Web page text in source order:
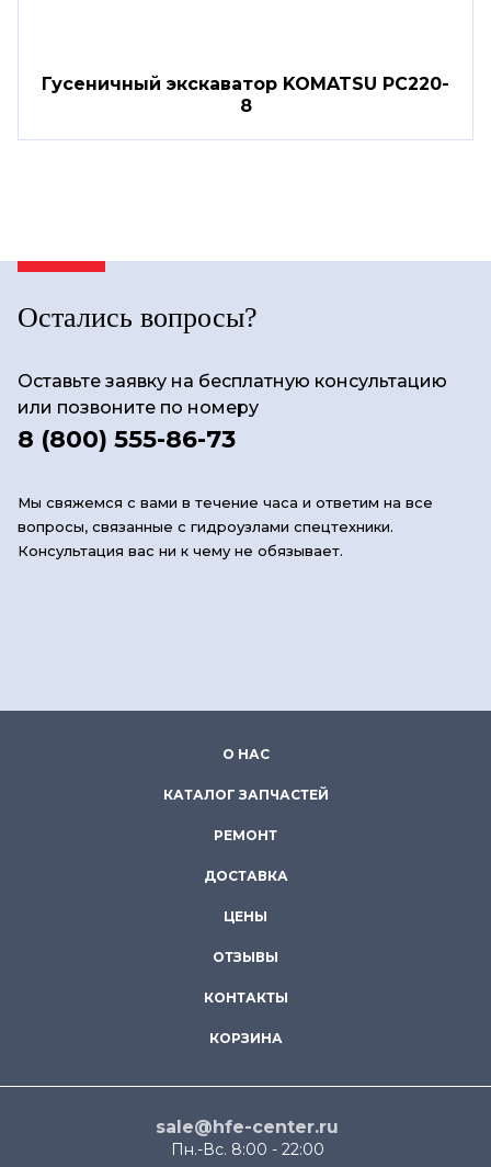
Гусеничный экскаватор KOMATSU PC220-
8
Остались вопросы?
Оставьте заявку на бесплатную консультацию
или позвоните по номеру
8 (800) 555-86-73
Мы свяжемся с вами в течение часа и ответим на все
вопросы, связанные с гидроузлами спецтехники.
Консультация вас ни к чему не обязывает.
О НАС
КАТАЛОГ ЗАПЧАСТЕЙ
РЕМОНТ
ДОСТАВКА
ЦЕНЫ
ОТЗЫВЫ
КОНТАКТЫ
КОРЗИНА
sale@hfe-center.ru
Пн.-Вс. 8:00 - 22:00